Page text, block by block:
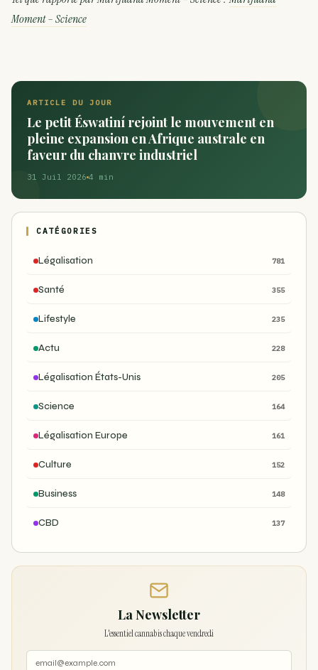
Moment – Science
ARTICLE DU JOUR
Le petit Éswatiní rejoint le mouvement en
pleine expansion en Afrique australe en
faveur du chanvre industriel
31 Juil 2026 4 min
CATÉGORIES
Légalisation 781
Santé 355
Lifestyle 235
Actu 228
Légalisation États-Unis 205
Science 164
Légalisation Europe 161
Culture 152
Business 148
CBD 137
La Newsletter
L'essentiel cannabis chaque vendredi